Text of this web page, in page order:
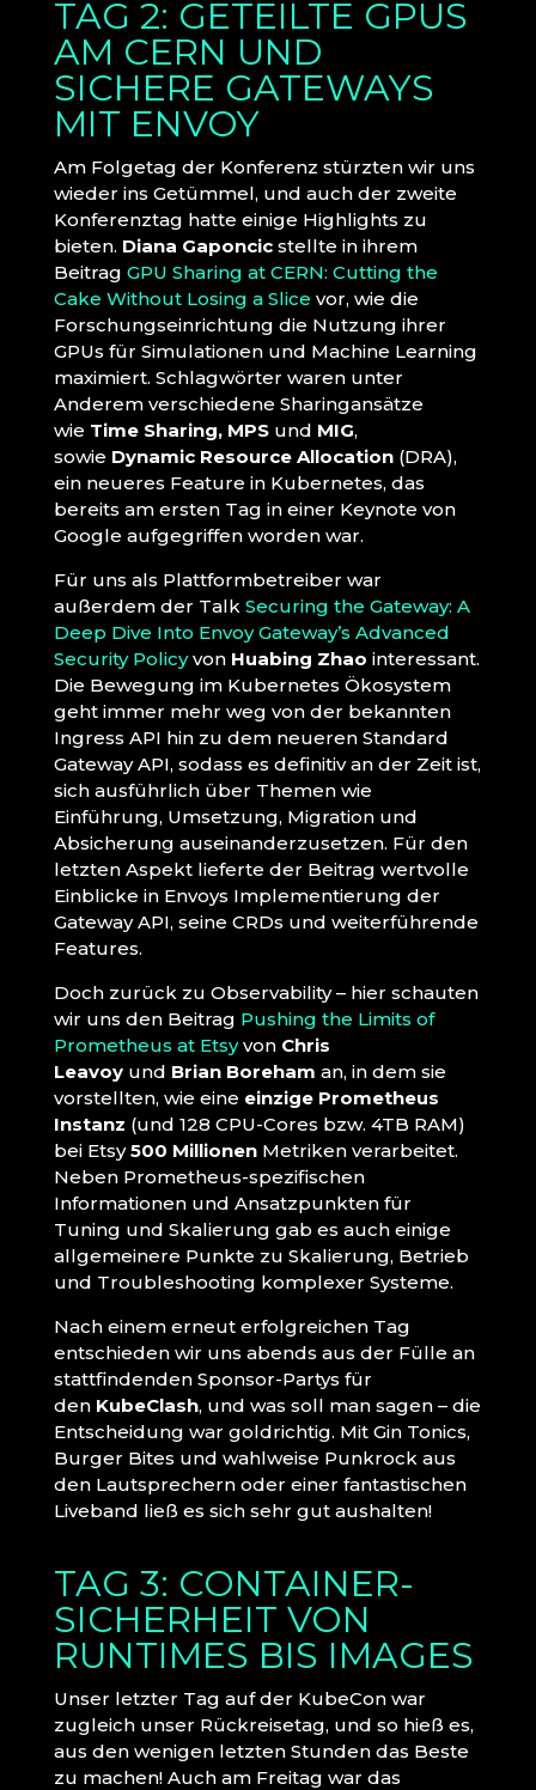
TAG 2: GETEILTE GPUS
AM CERN UND
SICHERE GATEWAYS
MIT ENVOY
Am Folgetag der Konferenz stürzten wir uns
wieder ins Getümmel, und auch der zweite
Konferenztag hatte einige Highlights zu
bieten. Diana Gaponcicstellte in ihrem
Beitrag GPU Sharing at CERN: Cutting the
Cake Without Losing a Slice vor, wie die
Forschungseinrichtung die Nutzung ihrer
GPUs für Simulationen und Machine Learning
maximiert. Schlagwörter waren unter
Anderem verschiedene Sharingansätze
wie Time Sharing, MPS und MIG,
sowie Dynamic Resource Allocation(DRA),
ein neueres Feature in Kubernetes, das
bereits am ersten Tag in einer Keynote von
Google aufgegriffen worden war.
Für uns als Plattformbetreiber war
außerdem der Talk Securing the Gateway: A
Deep Dive Into Envoy Gateway’s Advanced
Security Policyvon Huabing Zhao interessant.
Die Bewegung im Kubernetes Ökosystem
geht immer mehr weg von der bekannten
Ingress API hin zu dem neueren Standard
Gateway API, sodass es definitiv an der Zeit ist,
sich ausführlich über Themen wie
Einführung, Umsetzung, Migration und
Absicherung auseinanderzusetzen. Für den
letzten Aspekt lieferte der Beitrag wertvolle
Einblicke in Envoys Implementierung der
Gateway API, seine CRDs und weiterführende
Features.
Doch zurück zu Observability – hier schauten
wir uns den Beitrag Pushing the Limits of
Prometheus at Etsyvon Chris
Leavoy und Brian Boreham an, in dem sie
vorstellten, wie eine einzige Prometheus
Instanz (und 128 CPU-Cores bzw. 4TB RAM)
bei Etsy500 Millionen Metriken verarbeitet.
Neben Prometheus-spezifischen
Informationen und Ansatzpunkten für
Tuning und Skalierung gab es auch einige
allgemeinere Punkte zu Skalierung, Betrieb
und Troubleshooting komplexer Systeme.
Nach einem erneut erfolgreichen Tag
entschieden wir uns abends aus der Fülle an
stattfindenden Sponsor-Partys für
den KubeClash, und was soll man sagen – die
Entscheidung war goldrichtig. Mit Gin Tonics,
Burger Bites und wahlweise Punkrock aus
den Lautsprechern oder einer fantastischen
Liveband ließ es sich sehr gut aushalten!
TAG 3: CONTAINER-
SICHERHEIT VON
RUNTIMES BIS IMAGES
Unser letzter Tag auf der KubeCon war
zugleich unser Rückreisetag, und so hieß es,
aus den wenigen letzten Stunden das Beste
zu machen! Auch am Freitag war das